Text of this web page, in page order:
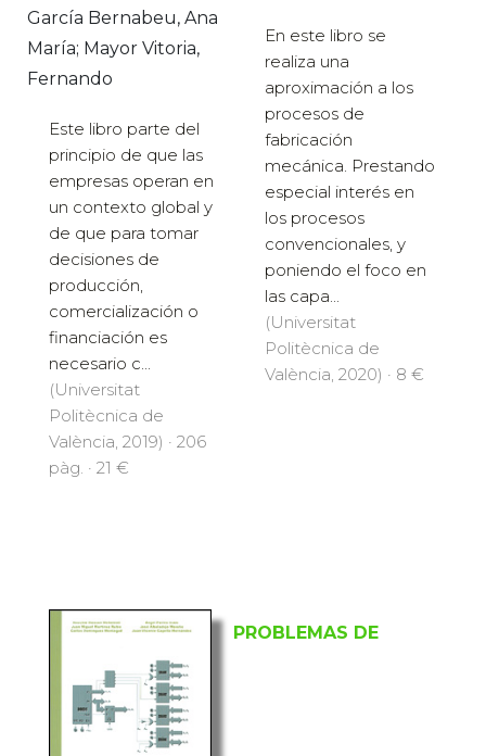
García Bernabeu, Ana
María; Mayor Vitoria,
Fernando
Este libro parte del
principio de que las
empresas operan en
un contexto global y
de que para tomar
decisiones de
producción,
comercialización o
financiación es
necesario c...
(Universitat
Politècnica de
València, 2019) · 206
pàg. · 21 €
En este libro se
realiza una
aproximación a los
procesos de
fabricación
mecánica. Prestando
especial interés en
los procesos
convencionales, y
poniendo el foco en
las capa...
(Universitat
Politècnica de
València, 2020) · 8 €
PROBLEMAS DE